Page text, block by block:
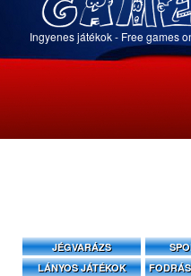
Ingyenes játékok - Free games
JÉGVARÁZS
LÁNYOS JÁTÉKOK